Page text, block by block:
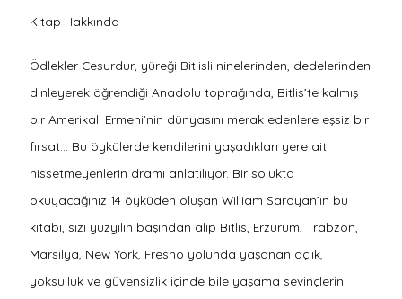
Kitap Hakkında
Ödlekler Cesurdur, yüreği Bitlisli ninelerinden, dedelerinden
dinleyerek öğrendiği Anadolu toprağında, Bitlis’te kalmış
bir Amerikalı Ermeni’nin dünyasını merak edenlere eşsiz bir
fırsat… Bu öykülerde kendilerini yaşadıkları yere ait
hissetmeyenlerin dramı anlatılıyor. Bir solukta
okuyacağınız 14 öyküden oluşan William Saroyan’ın bu
kitabı, sizi yüzyılın başından alıp Bitlis, Erzurum, Trabzon,
Marsilya, New York, Fresno yolunda yaşanan açlık,
yoksulluk ve güvensizlik içinde bile yaşama sevinçlerini